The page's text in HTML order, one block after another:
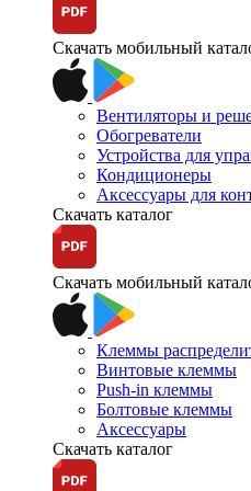
Скачать мобильный
Вентиляторы и
Обогреватели
Устройства для
Кондиционеры
Аксессуары для
Скачать каталог
Скачать мобильный
Клеммы
Винтовые клеммы
Push-in клеммы
Болтовые клеммы
Аксессуары
Скачать каталог